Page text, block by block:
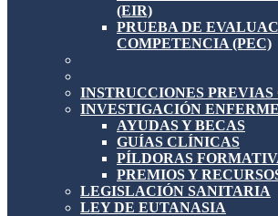
(EIR)
PRUEBA DE
COMPETENCIA (PEC)
INSTRUCCIONES PREVIAS
INVESTIGACIÓN
AYUDAS Y BECAS
GUÍAS CLÍNICAS
PÍLDORAS
PREMIOS Y
LEGISLACIÓN SANITARIA
LEY DE EUTANASIA